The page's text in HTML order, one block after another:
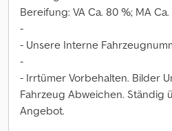
Bereifung: VA Ca. 80 %; MA
-
- Unsere Interne
-
- Irrtümer Vorbehalten. Bilder
Fahrzeug Abweichen. Ständig
Angebot.